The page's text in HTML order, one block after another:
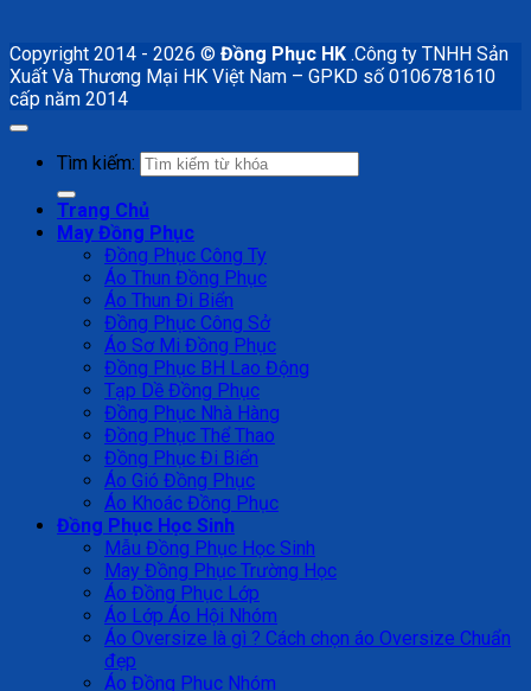
Copyright 2014 - 2026 © Đồng Phục HK .Công ty TNHH Sản
Xuất Và Thương Mại HK Việt Nam – GPKD số 0106781610
cấp năm 2014
Tìm kiếm:
Trang Chủ
May Đồng Phục
Đồng Phục Công Ty
Áo Thun Đồng Phục
Áo Thun Đi Biển
Đồng Phục Công Sở
Áo Sơ Mi Đồng Phục
Đồng Phục BH Lao Động
Tạp Dề Đồng Phục
Đồng Phục Nhà Hàng
Đồng Phục Thể Thao
Đồng Phục Đi Biển
Áo Gió Đồng Phục
Áo Khoác Đồng Phục
Đồng Phục Học Sinh
Mẫu Đồng Phục Học Sinh
May Đồng Phục Trường Học
Áo Đồng Phục Lớp
Áo Lớp Áo Hội Nhóm
Áo Oversize là gì ? Cách chọn áo Oversize Chuẩn
đẹp
Áo Đồng Phục Nhóm